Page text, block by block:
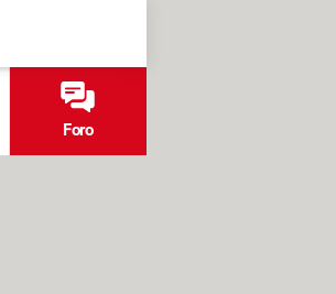
Foro